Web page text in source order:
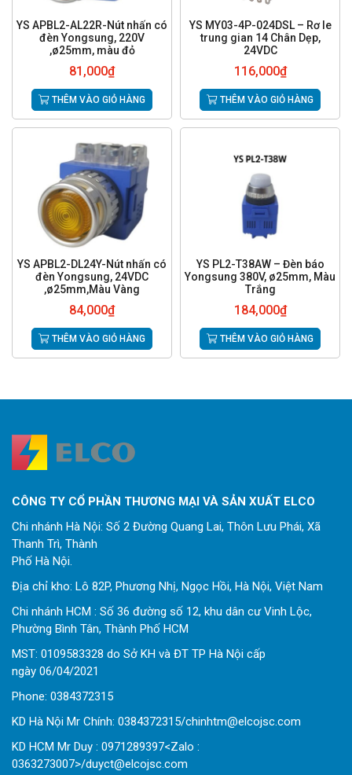
YS APBL2-AL22R-Nút nhấn có
đèn Yongsung, 220V
,ø25mm, màu đỏ
81,000₫
THÊM VÀO GIỎ HÀNG
YS MY03-4P-024DSL – Rơ le
trung gian 14 Chân Dẹp,
24VDC
116,000₫
THÊM VÀO GIỎ HÀNG
YS APBL2-DL24Y-Nút nhấn có
đèn Yongsung, 24VDC
,ø25mm,Màu Vàng
84,000₫
THÊM VÀO GIỎ HÀNG
YS PL2-T38AW – Đèn báo
Yongsung 380V, ø25mm, Màu
Trắng
184,000₫
THÊM VÀO GIỎ HÀNG
CÔNG TY CỔ PHẦN THƯƠNG MẠI VÀ SẢN XUẤT ELCO
Chi nhánh Hà Nội: Số 2 Đường Quang Lai, Thôn Lưu Phái, Xã
Thanh Trì, Thành
Phố Hà Nội.
Địa chỉ kho: Lô 82P, Phương Nhị, Ngọc Hồi, Hà Nội, Việt Nam
Chi nhánh HCM : Số 36 đường số 12, khu dân cư Vinh Lộc,
Phường Bình Tân, Thành Phố HCM
MST: 0109583328 do Sở KH và ĐT TP Hà Nội cấp
ngày 06/04/2021
Phone: 0384372315
KD Hà Nội Mr Chính: 0384372315/chinhtm@elcojsc.com
KD HCM Mr Duy : 0971289397<Zalo :
0363273007>/duyct@elcojsc.com